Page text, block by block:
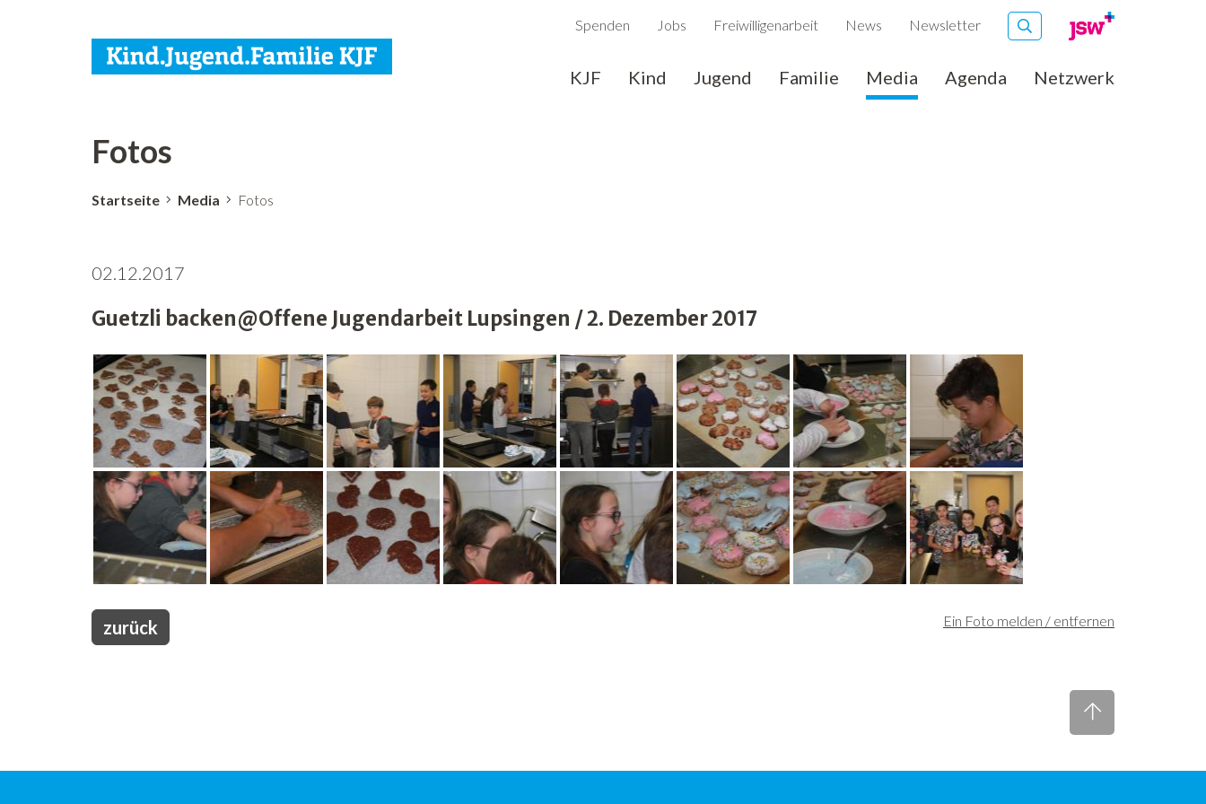
Spenden Jobs Freiwilligenarbeit News Newsletter
KJF Kind Jugend Familie Media Agenda Netzwerk
Fotos
Startseite Media Fotos
02.12.2017
Guetzli backen@Offene Jugendarbeit Lupsingen / 2. Dezember 2017
Ein Foto melden / entfernen
zurück